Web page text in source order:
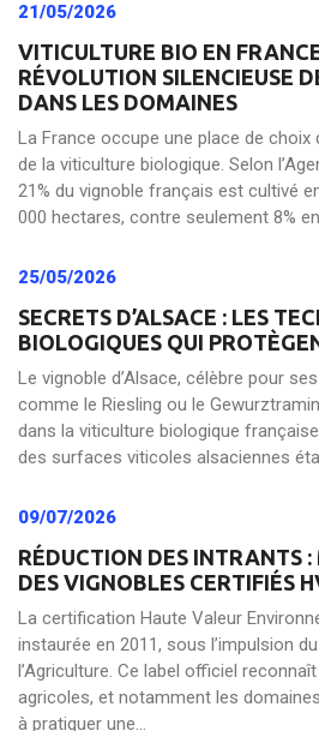
21/05/2026
VITICULTURE BIO EN
RÉVOLUTION SILENCIEUSE
DANS LES DOMAINES
La France occupe une place de choix
de la viticulture biologique. Selon
21% du vignoble français est cultivé
000 hectares, contre seulement 8%
25/05/2026
SECRETS D’ALSACE : LES
BIOLOGIQUES QUI
Le vignoble d’Alsace, célèbre pour
comme le Riesling ou le
dans la viticulture biologique
des surfaces viticoles alsaciennes
09/07/2026
RÉDUCTION DES INTRANTS :
DES VIGNOBLES CERTIFIÉS
La certification Haute Valeur
instaurée en 2011, sous l’impulsion
l’Agriculture. Ce label officiel
agricoles, et notamment les
à pratiquer une...